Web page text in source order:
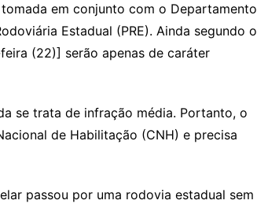
em conjunto com o Departamento
Estadual (PRE). Ainda segundo o
(22)] serão apenas de caráter
se trata de infração média. Portanto, o
de Habilitação (CNH) e precisa
passou por uma rodovia estadual sem